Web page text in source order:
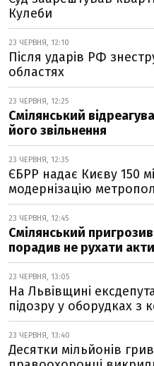
Кулеби
23 ЧЕРВНЯ, 12:10
Після ударів РФ
областях
23 ЧЕРВНЯ, 12:25
Смілянський
його звільнення
23 ЧЕРВНЯ, 12:35
ЄБРР надає Києву 150
модернізацію
23 ЧЕРВНЯ, 12:45
Смілянський
порадив не рухати
23 ЧЕРВНЯ, 13:05
На Львівщині
підозру у оборудках
23 ЧЕРВНЯ, 13:40
Десятки мільйонів